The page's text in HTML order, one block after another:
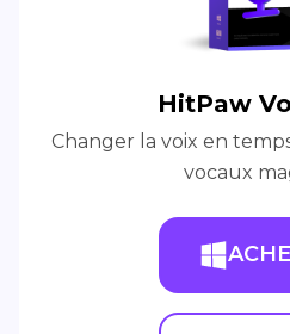
HitPaw
Changer la voix en
vocaux